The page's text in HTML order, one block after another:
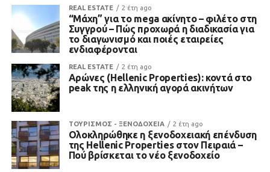
REAL ESTATE 2 έτη ago
“Μάχη” για το mega ακίνητο – φιλέτο στη
Συγγρού – Πώς προχωρά η διαδικασία για
το διαγωνισμό και ποιές εταιρείες
ενδιαφέρονται
REAL ESTATE 2 έτη ago
Αρώνες (Hellenic Properties): κοντά στο
peak της η ελληνική αγορά ακινήτων
ΤΟΥΡΙΣΜΟΣ - ΞΕΝΟΔΟΧΕΙΑ 2 έτη ago
Ολοκληρώθηκε η ξενοδοχειακή επένδυση
της Hellenic Properties στον Πειραιά –
Πού βρίσκεται το νέο ξενοδοχείο